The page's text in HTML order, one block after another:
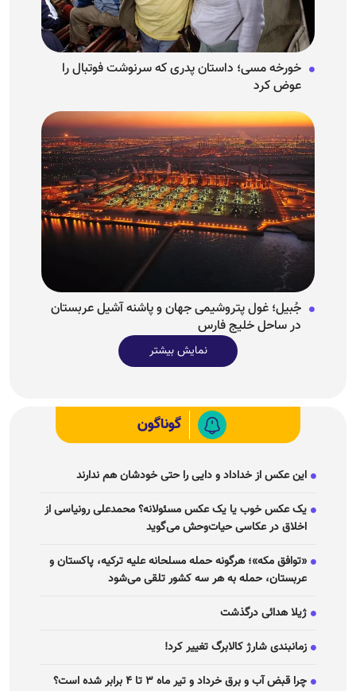
خورخه مسی؛ داستان پدری که سرنوشت فوتبال را
عوض کرد
جُبیل؛ غول پتروشیمی جهان و پاشنه آشیل عربستان
در ساحل خلیج فارس
نمایش بیشتر
گوناگون
این عکس از خداداد و دایی را حتی خودشان هم ندارند
یک عکس خوب یا یک عکس مسئولانه؟ محمدعلی رونیاسی از
اخلاق در عکاسی حیات‌وحش می‌گوید
«توافق مکه»؛ هرگونه حمله مسلحانه علیه ترکیه، پاکستان و
عربستان، حمله به هر سه کشور تلقی می‌شود
ژیلا هدائی درگذشت
زمانبندی شارژ کالابرگ تغییر کرد!
چرا قبض آب و برق خرداد و تیر ماه ۳ تا ۴ برابر شده است؟